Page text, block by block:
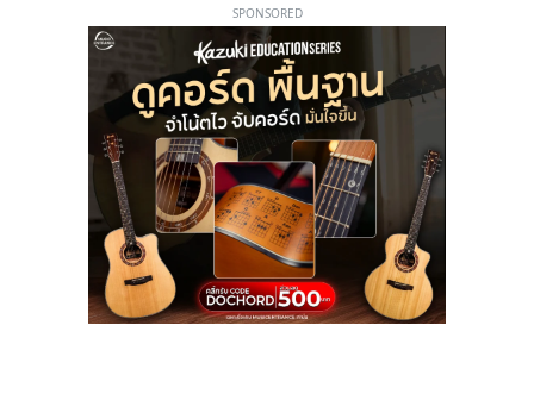
SPONSORED